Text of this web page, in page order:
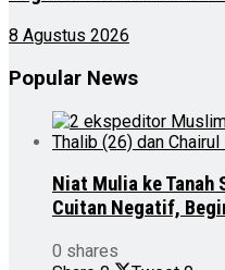
8 Agustus 2026
Popular News
Niat Mulia ke Tanah
Cuitan Negatif,
0 shares